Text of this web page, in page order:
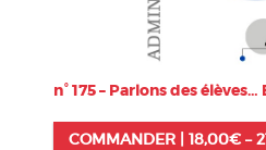
n° 175 – Parlons des
COMMANDER | 18,00€–